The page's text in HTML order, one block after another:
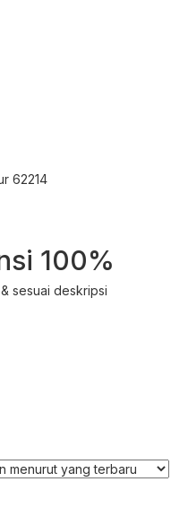
62214
100%
sesuai deskripsi